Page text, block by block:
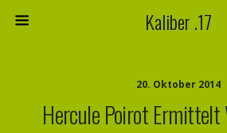
Kaliber .17
20. Oktober 2014
Hercule Poirot Ermittelt